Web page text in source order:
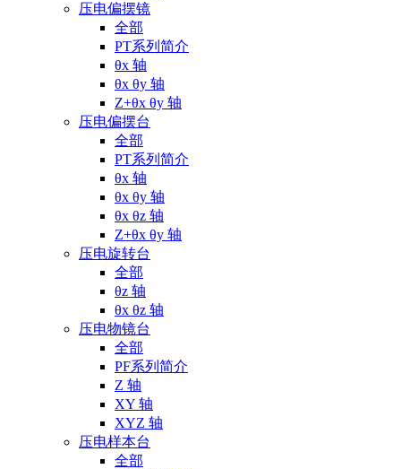
压电偏摆镜
全部
PT系列简介
θx 轴
θx θy 轴
Z+θx θy 轴
压电偏摆台
全部
PT系列简介
θx 轴
θx θy 轴
θx θz 轴
Z+θx θy 轴
压电旋转台
全部
θz 轴
θx θz 轴
压电物镜台
全部
PF系列简介
Z 轴
XY 轴
XYZ 轴
压电样本台
全部